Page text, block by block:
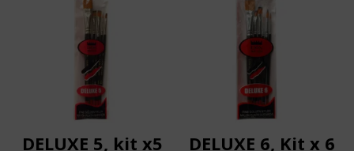
DELUXE 5, kit x5
DELUXE 6, Kit x 6